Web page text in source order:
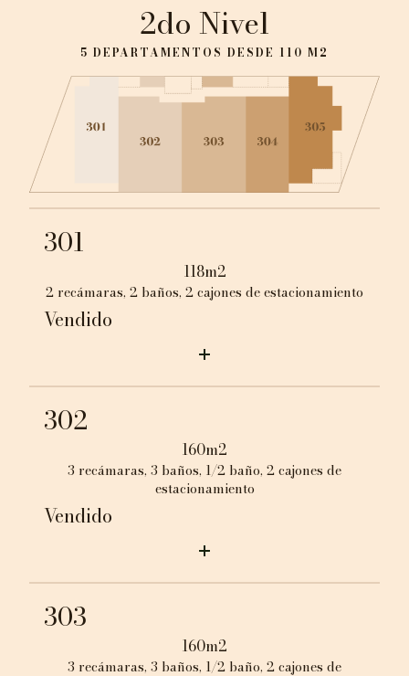
2do Nivel
5 DEPARTAMENTOS DESDE 110 M2
301
118m2
2 recámaras, 2 baños, 2 cajones de estacionamiento
Vendido
302
160m2
3 recámaras, 3 baños, 1/2 baño, 2 cajones de
estacionamiento
Vendido
303
160m2
3 recámaras, 3 baños, 1/2 baño, 2 cajones de